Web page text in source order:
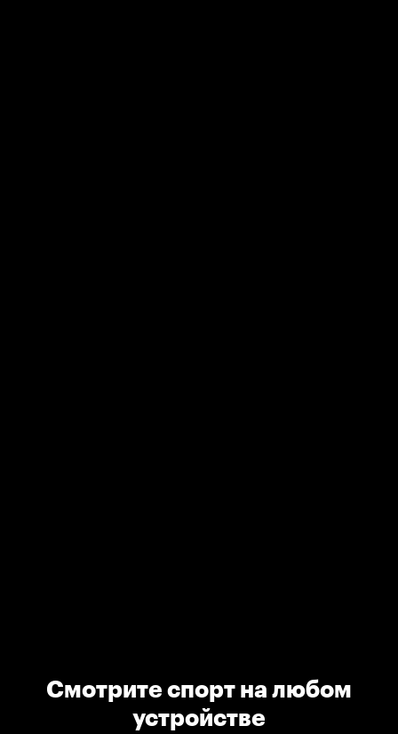
Смотрите спорт на любом
устройстве